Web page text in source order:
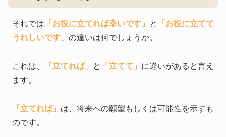
それでは 「お役に立てれば幸いです」 と
「お役に立てて
うれしいです」 の違いは何でしょうか。
これは、 「立てれば」 と 「立てて」 に違いがあると言え
ます。
「立てれば」 は、将来への願望もしくは可能性を示すも
のです。